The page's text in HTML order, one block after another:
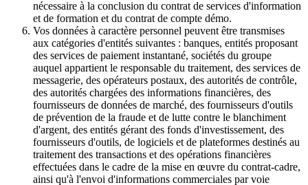
nécessaire à la conclusion du contrat de services d'information
et de formation et du contrat de compte démo.
Vos données à caractère personnel peuvent être transmises
aux catégories d'entités suivantes : banques, entités proposant
des services de paiement instantané, sociétés du groupe
auquel appartient le responsable du traitement, des services de
messagerie, des opérateurs postaux, des autorités de contrôle,
des autorités chargées des informations financières, des
fournisseurs de données de marché, des fournisseurs d'outils
de prévention de la fraude et de lutte contre le blanchiment
d'argent, des entités gérant des fonds d'investissement, des
fournisseurs d'outils, de logiciels et de plateformes destinés au
traitement des transactions et des opérations financières
effectuées dans le cadre de la mise en œuvre du contrat-cadre,
ainsi qu'à l'envoi d'informations commerciales par voie